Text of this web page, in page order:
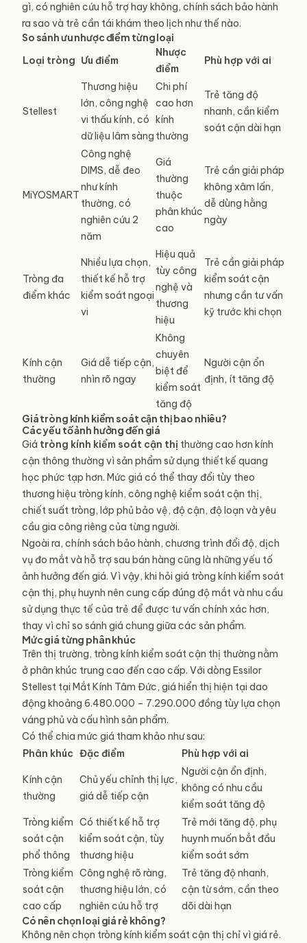
gì, có nghiên cứu hỗ trợ hay không, chính sách bảo hành
ra sao và trẻ cần tái khám theo lịch như thế nào.
So sánh ưu nhược điểm từng loại
Loại tròng Ưu điểm
Nhược
điểm
Phù hợp với ai
Stellest
Thương hiệu
lớn, công nghệ
vi thấu kính, có
dữ liệu lâm sàng
Chi phí
cao hơn
kính
thường
Trẻ tăng độ
nhanh, cần kiểm
soát cận dài hạn
MiYOSMART
Công nghệ
DIMS, dễ đeo
như kính
thường, có
nghiên cứu 2
năm
Giá
thường
thuộc
phân khúc
cao
Trẻ cần giải pháp
không xâm lấn,
dễ dùng hằng
ngày
Tròng đa
điểm khác
Nhiều lựa chọn,
thiết kế hỗ trợ
kiểm soát ngoại
vi
Hiệu quả
tùy công
nghệ và
thương
hiệu
Trẻ cần giải pháp
kiểm soát cận
nhưng cần tư vấn
kỹ trước khi chọn
Kính cận
thường
Giá dễ tiếp cận,
nhìn rõ ngay
Không
chuyên
biệt để
kiểm soát
tăng độ
Người cận ổn
định, ít tăng độ
Giá tròng kính kiểm soát cận thị bao nhiêu?
Các yếu tố ảnh hưởng đến giá
Giá tròng kính kiểm soát cận thị thường cao hơn kính
cận thông thường vì sản phẩm sử dụng thiết kế quang
học phức tạp hơn. Mức giá có thể thay đổi tùy theo
thương hiệu tròng kính, công nghệ kiểm soát cận thị,
chiết suất tròng, lớp phủ bảo vệ, độ cận, độ loạn và yêu
cầu gia công riêng của từng người.
Ngoài ra, chính sách bảo hành, chương trình đổi độ, dịch
vụ đo mắt và hỗ trợ sau bán hàng cũng là những yếu tố
ảnh hưởng đến giá. Vì vậy, khi hỏi giá tròng kính kiểm soát
cận thị, phụ huynh nên cung cấp đúng độ mắt và nhu cầu
sử dụng thực tế của trẻ để được tư vấn chính xác hơn,
thay vì chỉ so sánh giá chung giữa các sản phẩm.
Mức giá từng phân khúc
Trên thị trường, tròng kính kiểm soát cận thị thường nằm
ở phân khúc trung cao đến cao cấp. Với dòng Essilor
Stellest tại Mắt Kính Tâm Đức, giá hiển thị hiện tại dao
động khoảng 6.480.000 – 7.290.000 đồng tùy lựa chọn
váng phủ và cấu hình sản phẩm.
Có thể chia mức giá tham khảo như sau:
Phân khúc Đặc điểm Phù hợp với ai
Kính cận
thường
Chủ yếu chỉnh thị lực,
giá dễ tiếp cận
Người cận ổn định,
không có nhu cầu
kiểm soát tăng độ
Tròng kiểm
soát cận
phổ thông
Có thiết kế hỗ trợ
kiểm soát cận, tùy
thương hiệu
Trẻ mới tăng độ, phụ
huynh muốn bắt đầu
kiểm soát sớm
Tròng kiểm
soát cận
cao cấp
Công nghệ rõ ràng,
thương hiệu lớn, có
nghiên cứu hỗ trợ
Trẻ tăng độ nhanh,
cận từ sớm, cần theo
dõi dài hạn
Có nên chọn loại giá rẻ không?
Không nên chọn tròng kính kiểm soát cận thị chỉ vì giá rẻ.